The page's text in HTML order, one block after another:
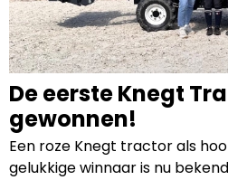
De eerste Knegt
gewonnen!
Een roze Knegt tractor als
gelukkige winnaar is nu